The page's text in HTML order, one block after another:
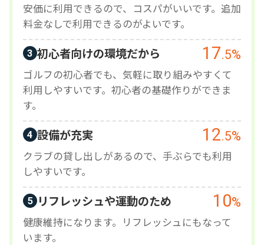
安価に利用できるので、コスパがいいです。追加
料金なしで利用できるのがよいです。
3 初心者向けの環境だから 17.5%
ゴルフの初心者でも、気軽に取り組みやすくて
利用しやすいです。初心者の基礎作りができま
す。
4 設備が充実 12.5%
クラブの貸し出しがあるので、手ぶらでも利用
しやすいです。
5 リフレッシュや運動のため 10%
健康維持になります。リフレッシュにもなって
います。